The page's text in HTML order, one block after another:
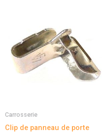
Carrosserie
Clip de panneau de porte